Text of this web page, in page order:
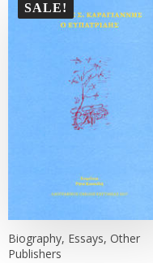
SALE!
Biography, Essays, Other
Publishers